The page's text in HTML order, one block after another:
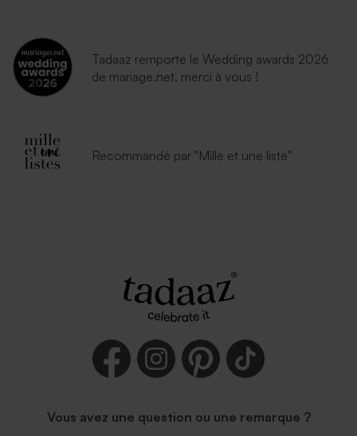
Tadaaz remporte le Wedding awards 2026
de mariage.net, merci à vous !
Recommandé par "Mille et une liste"
Vous avez une question ou une remarque ?